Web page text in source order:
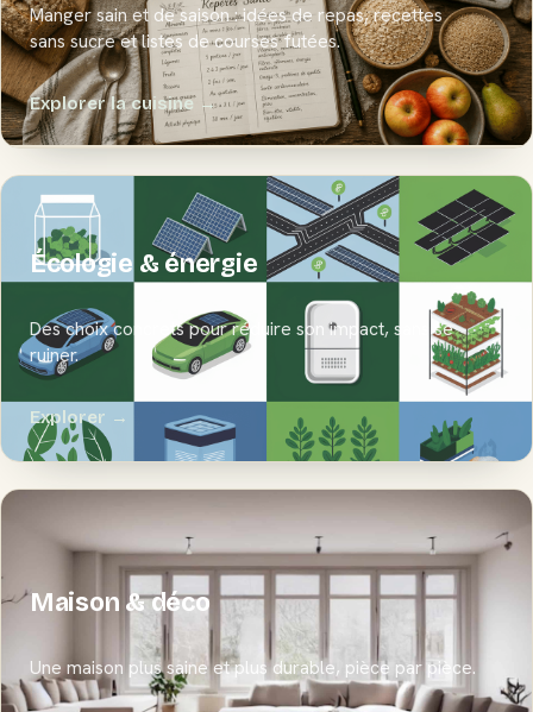
Manger sain et de saison : idées de repas, recettes
sans sucre et listes de courses futées.
Explorer la cuisine →
Écologie & énergie
Des choix concrets pour réduire son impact, sans se
ruiner.
Explorer →
Maison & déco
Une maison plus saine et plus durable, pièce par pièce.